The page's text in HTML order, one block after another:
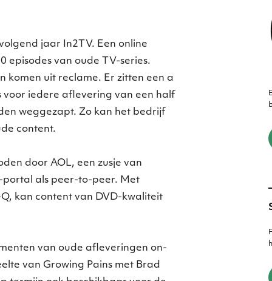
jaar In2TV. Een online
episodes van oude TV-series.
komen uit reclame. Er zitten een a
voor iedere aflevering van een half
weggezapt. Zo kan het bedrijf
content.
door AOL, een zusje van
portal als peer-to-peer. Met
kan content van DVD-kwaliteit
van oude afleveringen on-
van Growing Pains met Brad